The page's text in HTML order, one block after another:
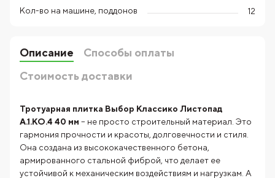
Кол-во на машине, поддонов 12
Описание
Способы оплаты
Стоимость доставки
Тротуарная плитка Выбор Классико Листопад
А.1.КО.4 40 мм – не просто строительный материал. Это
гармония прочности и красоты, долговечности и стиля.
Она создана из высококачественного бетона,
армированного стальной фиброй, что делает ее
устойчивой к механическим воздействиям и нагрузкам. А